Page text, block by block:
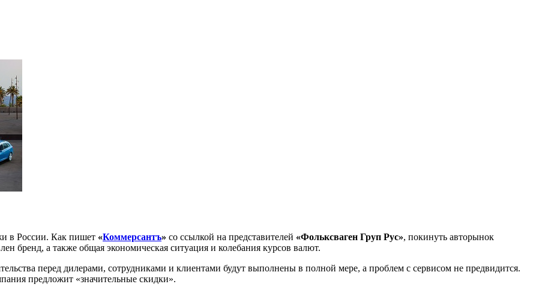
в России. Как пишет «Коммерсантъ» со ссылкой на представителей «Фольксваген Груп Рус», покинуть авторынок
бренд, а также общая экономическая ситуация и колебания курсов валют.
перед дилерами, сотрудниками и клиентами будут выполнены в полной мере, а проблем с сервисом не предвидится.
предложит «значительные скидки».